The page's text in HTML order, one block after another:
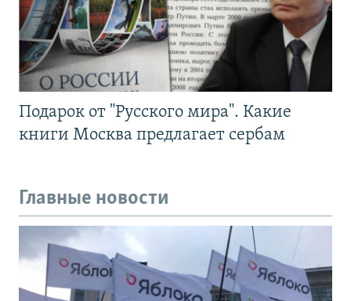
Подарок от "Русского мира". Какие
книги Москва предлагает сербам
Главные новости